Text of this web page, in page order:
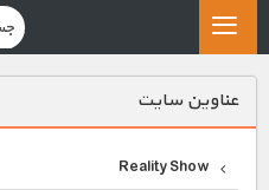
عناوين سايت
Reality Show